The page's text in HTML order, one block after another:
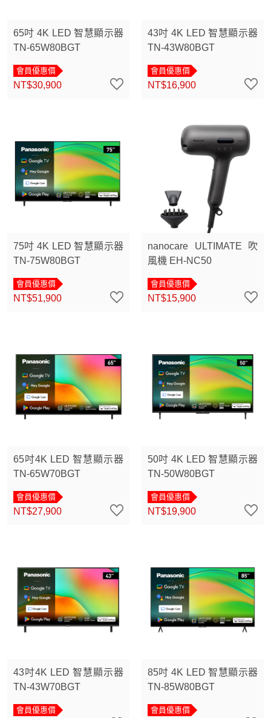
65吋 4K LED 智慧顯示器
TN-65W80BGT
會員優惠價
NT$30,900
43吋 4K LED 智慧顯示器
TN-43W80BGT
會員優惠價
NT$16,900
75吋 4K LED 智慧顯示器
TN-75W80BGT
會員優惠價
NT$51,900
nanocare ULTIMATE 吹
風機 EH-NC50
會員優惠價
NT$15,900
65吋4K LED 智慧顯示器
TN-65W70BGT
會員優惠價
NT$27,900
50吋 4K LED 智慧顯示器
TN-50W80BGT
會員優惠價
NT$19,900
43吋4K LED 智慧顯示器
TN-43W70BGT
會員優惠價
85吋 4K LED 智慧顯示器
TN-85W80BGT
會員優惠價